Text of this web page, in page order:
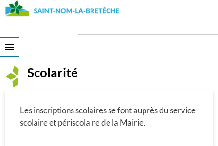
Skip
Scolarité
Scolarité
Les inscriptions scolaires se font auprès du service
scolaire et périscolaire de la Mairie.